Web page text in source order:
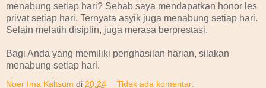
menabung setiap hari? Sebab saya mendapatkan honor les
privat setiap hari. Ternyata asyik juga menabung setiap hari.
Selain melatih disiplin, juga merasa berprestasi.
Bagi Anda yang memiliki penghasilan harian, silakan
menabung setiap hari.
Noer Ima Kaltsum di 20.24 Tidak ada komentar: